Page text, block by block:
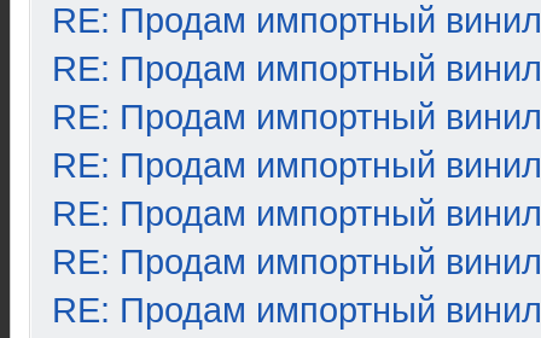
RE: Продам импортный винил
RE: Продам импортный винил
RE: Продам импортный винил
RE: Продам импортный винил
RE: Продам импортный винил
RE: Продам импортный винил
RE: Продам импортный винил